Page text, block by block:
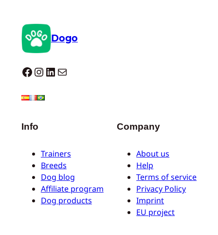
Dogo
Dogo facebook InstagramLinkedIn Mail
Info
Trainers
Breeds
Dog blog
Affiliate program
Dog products
Company
About us
Help
Terms of service
Privacy Policy
Imprint
EU project